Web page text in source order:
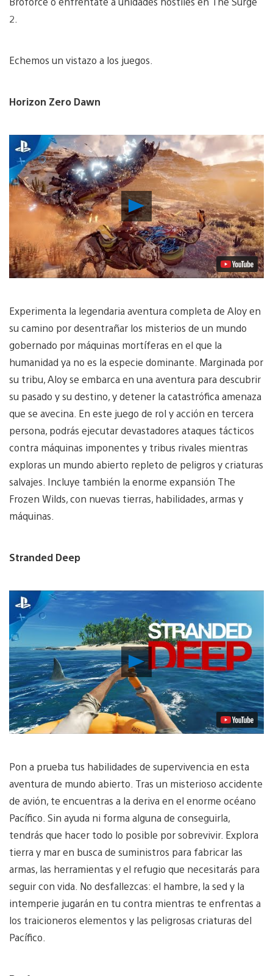
2.
Echemos un vistazo a los juegos.
Horizon Zero Dawn
Reproducir
vídeo
Experimenta la legendaria aventura completa de Aloy en
su camino por desentrañar los misterios de un mundo
gobernado por máquinas mortíferas en el que la
humanidad ya no es la especie dominante. Marginada por
su tribu, Aloy se embarca en una aventura para descubrir
su pasado y su destino, y detener la catastrófica amenaza
que se avecina. En este juego de rol y acción en tercera
persona, podrás ejecutar devastadores ataques tácticos
contra máquinas imponentes y tribus rivales mientras
exploras un mundo abierto repleto de peligros y criaturas
salvajes. Incluye también la enorme expansión The
Frozen Wilds, con nuevas tierras, habilidades, armas y
máquinas.
Stranded Deep
Reproducir
vídeo
Pon a prueba tus habilidades de supervivencia en esta
aventura de mundo abierto. Tras un misterioso accidente
de avión, te encuentras a la deriva en el enorme océano
Pacífico. Sin ayuda ni forma alguna de conseguirla,
tendrás que hacer todo lo posible por sobrevivir. Explora
tierra y mar en busca de suministros para fabricar las
armas, las herramientas y el refugio que necesitarás para
seguir con vida. No desfallezcas: el hambre, la sed y la
intemperie jugarán en tu contra mientras te enfrentas a
los traicioneros elementos y las peligrosas criaturas del
Pacífico.